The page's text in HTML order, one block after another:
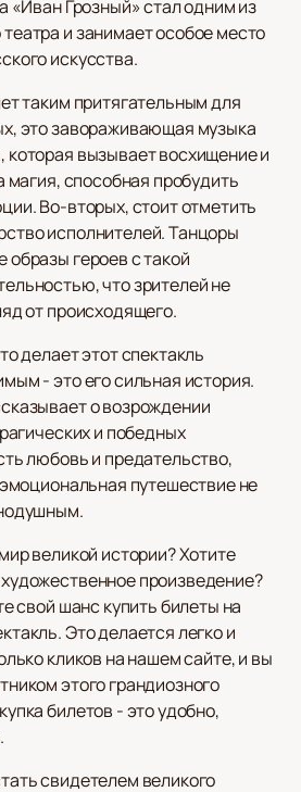
«Иван Грозный» стал одним из
и занимает особое место
искусства.
таким притягательным для
это завораживающая музыка
вызывает восхищение и
магия, способная пробудить
Во-вторых, стоит отметить
исполнителей. Танцоры
героев с такой
что зрителей не
от происходящего.
делает этот спектакль
- это его сильная история.
о возрождении
и победных
любовь и предательство,
путешествие не
великой истории? Хотите
произведение?
свой шанс купить билеты на
Это делается легко и
кликов на нашем сайте, и вы
этого грандиозного
билетов - это удобно,
свидетелем великого